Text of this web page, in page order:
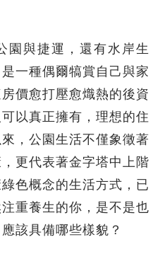
園與捷運，還有水岸生
一種偶爾犒賞自己與家
價愈打壓愈熾熱的後資
以真正擁有，理想的住
，公園生活不僅象徵著
更代表著金字塔中上階
色概念的生活方式，已
重養生的你，是不是也
該具備哪些樣貌？